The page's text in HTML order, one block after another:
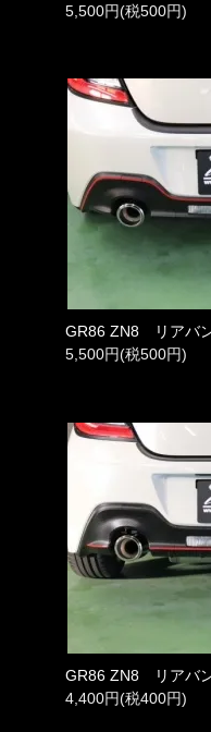
5,500円(税500円)
GR86 ZN8 リアバ
5,500円(税500円)
GR86 ZN8 リアバ
4,400円(税400円)